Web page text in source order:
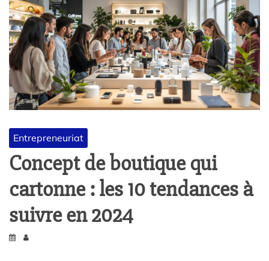
Entrepreneuriat
Concept de boutique qui
cartonne : les 10 tendances à
suivre en 2024